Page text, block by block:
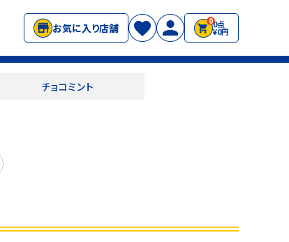
お気に入り店舗
00点
¥0円
チョコミント